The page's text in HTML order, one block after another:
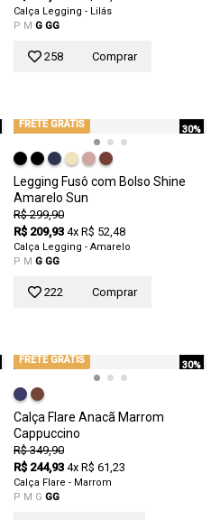
Calça Legging - Lilás
P M G GG
258 Comprar
30%
FRETE GRÁTIS
Legging Fusô com Bolso Shine
Amarelo Sun
R$ 299,90
R$ 209,93 4x R$ 52,48
Calça Legging - Amarelo
P M G GG
222 Comprar
30%
FRETE GRÁTIS
Calça Flare Anacã Marrom
Cappuccino
R$ 349,90
R$ 244,93 4x R$ 61,23
Calça Flare - Marrom
P M G GG